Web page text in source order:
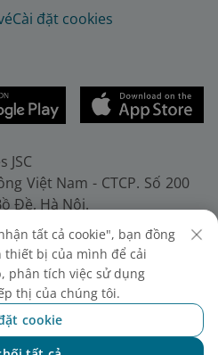
Cài đặt cookies
JSC
Việt Nam - CTCP. Số 200
Đề, Hà Nội.
Fax: (+84-24)
ký doanh nghiệp, mã số
đăng ký lần đầu ngày
đổi lần thứ 10 ngày
chính Thành phố Hà Nội.
tất cả cookie", bạn đồng
thiết bị của mình để cải
phân tích việc sử dụng
thị của chúng tôi.
cookie